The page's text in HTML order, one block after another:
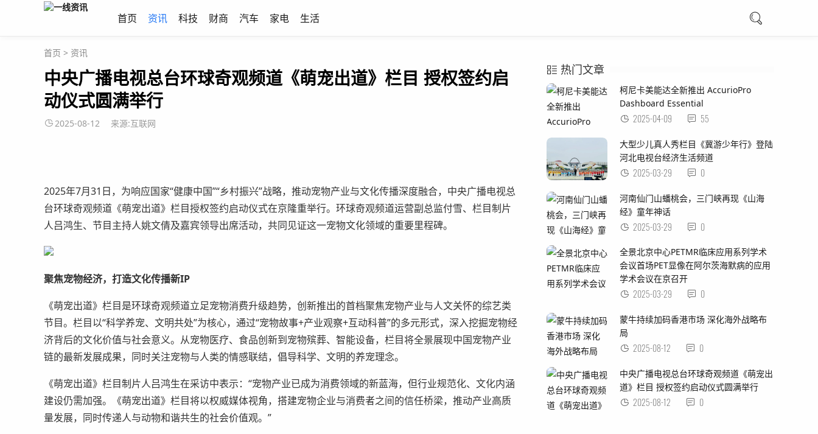
首页 资讯 科技 财商 汽车 家电 生活
首页 > 资讯
中央广播电视总台环球奇观频道《萌宠出道》栏目 授权签约启
动仪式圆满举行
2025-08-12 来源:互联网
2025年7月31日，为响应国家“健康中国”“乡村振兴”战略，推动宠物产业与文化传播深度融合，中央广播电视总
台环球奇观频道《萌宠出道》栏目授权签约启动仪式在京隆重举行。环球奇观频道运营副总监付雪、栏目制片
人吕鸿生、节目主持人姚文倩及嘉宾领导出席活动，共同见证这一宠物文化领域的重要里程碑。
聚焦宠物经济，打造文化传播新IP
《萌宠出道》栏目是环球奇观频道立足宠物消费升级趋势，创新推出的首档聚焦宠物产业与人文关怀的综艺类
节目。栏目以“科学养宠、文明共处”为核心，通过“宠物故事+产业观察+互动科普”的多元形式，深入挖掘宠物经
济背后的文化价值与社会意义。从宠物医疗、食品创新到宠物殡葬、智能设备，栏目将全景展现中国宠物产业
链的最新发展成果，同时关注宠物与人类的情感联结，倡导科学、文明的养宠理念。
《萌宠出道》栏目制片人吕鸿生在采访中表示：“宠物产业已成为消费领域的新蓝海，但行业规范化、文化内涵
建设仍需加强。《萌宠出道》栏目将以权威媒体视角，搭建宠物企业与消费者之间的信任桥梁，推动产业高质
量发展，同时传递人与动物和谐共生的社会价值观。”
热门文章
柯尼卡美能达全新推出 AccurioPro
Dashboard Essential
2025-04-09 55
大型少儿真人秀栏目《冀游少年行》登陆
河北电视台经济生活频道
2025-03-29 0
河南仙门山蟠桃会，三门峡再现《山海
经》童年神话
2025-03-29 0
全景北京中心PETMR临床应用系列学术
会议首场PET显像在阿尔茨海默病的应用
学术会议在京召开
2025-03-29 0
蒙牛持续加码香港市场 深化海外战略布
局
2025-08-12 0
中央广播电视总台环球奇观频道《萌宠出
道》栏目 授权签约启动仪式圆满举行
2025-08-12 0